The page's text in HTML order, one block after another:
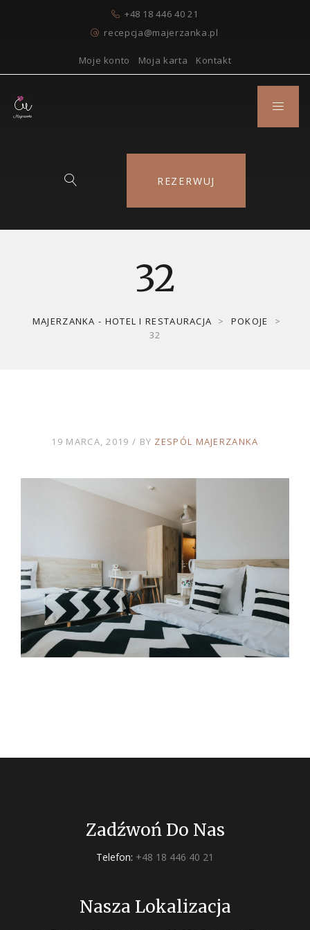
+48 18 446 40 21
recepcja@majerzanka.pl
Moje konto Moja karta Kontakt
REZERWUJ
32
MAJERZANKA - HOTEL I RESTAURACJA > POKOJE
>
32
19 MARCA, 2019 BY ZESPÓL MAJERZANKA
Zadźwoń Do Nas
Telefon: +48 18 446 40 21
Nasza Lokalizacja